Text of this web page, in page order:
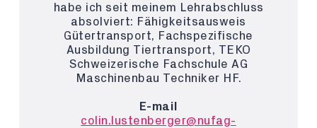
habe ich seit meinem Lehrabschluss
absolviert: Fähigkeitsausweis
Gütertransport, Fachspezifische
Ausbildung Tiertransport, TEKO
Schweizerische Fachschule AG
Maschinenbau Techniker HF.
E-mail
colin.lustenberger@nufag-